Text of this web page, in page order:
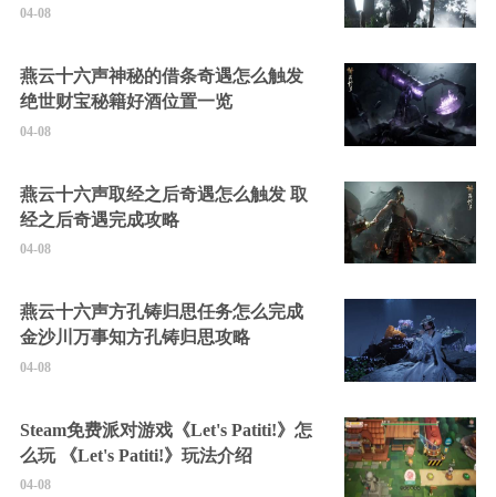
04-08
燕云十六声神秘的借条奇遇怎么触发
绝世财宝秘籍好酒位置一览
04-08
燕云十六声取经之后奇遇怎么触发 取
经之后奇遇完成攻略
04-08
燕云十六声方孔铸归思任务怎么完成
金沙川万事知方孔铸归思攻略
04-08
Steam免费派对游戏《Let's Patiti!》怎
么玩 《Let's Patiti!》玩法介绍
04-08